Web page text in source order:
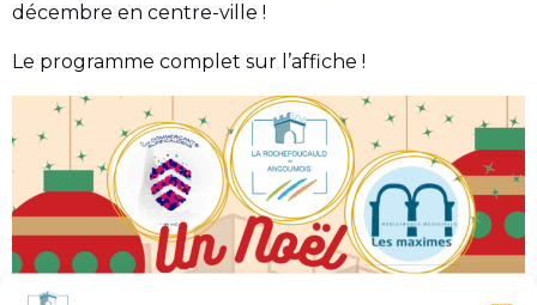
décembre en centre-ville !
Le programme complet sur l’affiche !